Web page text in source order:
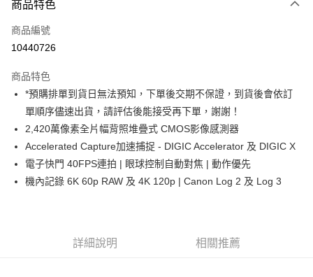
信用卡一次付款
信用卡分期付款
合作金庫商業銀行
華南商業銀行
彰化商業銀行
上海商業儲蓄銀行
台北富邦商業銀行
國泰世華商業銀行
兆豐國際商業銀行
臺灣中小企業銀行
台中商業銀行
匯豐（台灣）商業銀行
華泰商業銀行
聯邦商業銀行
遠東國際商業銀行
元大商業銀行
永豐商業銀行
6 期 0 利率 每期
華南商業銀行
彰化商業銀行
上海商業儲蓄銀行
台北富邦商業銀行
國泰世華商業銀行
兆豐國際商業銀行
臺灣中小企業銀行
台中商業銀行
匯豐（台灣）商業銀行
華泰商業銀行
台新國際商業銀行
中國信託商業銀行
台灣樂天信用卡公司
12 期 0 利率 每期 NT$15,916 21家銀行
合作金庫商業銀行
第一商業銀行
上海商業儲蓄銀行
國泰世華商業銀行
兆豐國際商業銀行
臺灣中小企業銀行
台中商業銀行
玉山商業銀行
星展（台灣）商業銀行
超商取貨付款
Apple Pay
商品特色
商品編號
10440726
商品特色
*預購排單到貨日無法預知，下單後交期不保證，到貨後會依訂
單順序儘速出貨，請評估後能接受再下單，謝謝！
2,420萬像素全片幅背照堆疊式 CMOS影像感測器
Accelerated Capture加速捕捉 - DIGIC Accelerator 及 DIGIC X
電子快門 40FPS連拍 | 眼球控制自動對焦 | 動作優先
機內記錄 6K 60p RAW 及 4K 120p | Canon Log 2 及 Log 3
詳細說明 相關推薦